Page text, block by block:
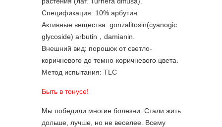
Спецификация: 10% арбутин
Активные вещества: gonzalitosin(cyanogic
glycoside) arbutin，damianin.
Внешний вид: порошок от светло-
коричневого до темно-коричневого цвета.
Метод испытания: TLC
Быть в тонусе!
Мы победили многие болезни. Стали жить
дольше, лучше, но не веселее. Всему